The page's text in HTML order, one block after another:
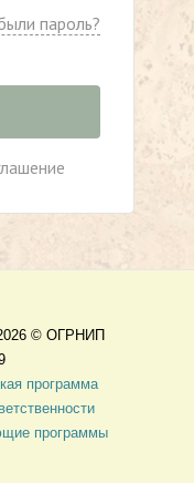
пароль?
© ОГРНИП
программа
программы